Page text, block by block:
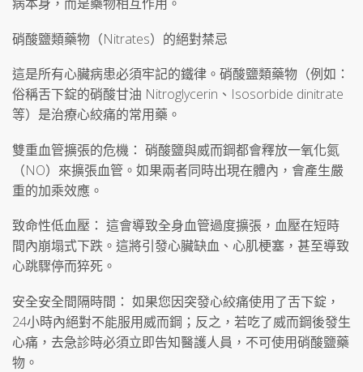
硝酸鹽類藥物（Nitrates）的絕對禁忌
這是所有心臟病患必須牢記的鐵律。硝酸鹽類藥物（例如：
俗稱舌下錠的硝酸甘油 Nitroglycerin、Isosorbide dinitrate
等）是治療心絞痛的常用藥。
雙重血管擴張的危機： 硝酸鹽與威而鋼都會釋放一氧化氮
（NO）來擴張血管。如果兩者同時出現在體內，會產生嚴
重的加乘效應。
致命性低血壓： 這會導致全身血管過度擴張，血壓在短時
間內崩塌式下跌。這將引發心臟缺血、心肌梗塞，甚至導致
心跳驟停而猝死。
安全安全間隔時間： 如果您因突發心絞痛使用了舌下錠，
24小時內絕對不能服用威而鋼；反之，若吃了威而鋼後發生
心痛，去急診時必須立即告知醫護人員，不可使用硝酸鹽藥
物。